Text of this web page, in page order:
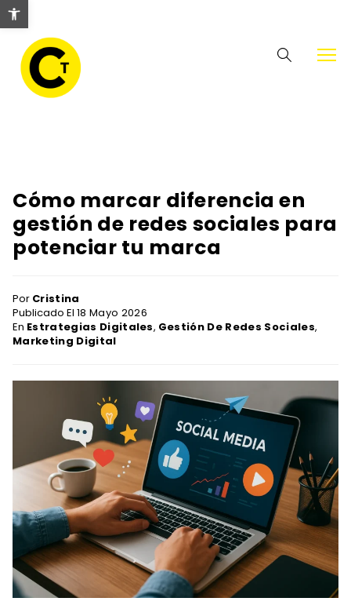
Abrir barra de herramientas
Cómo marcar diferencia en
gestión de redes sociales para
potenciar tu marca
Por Cristina
Publicado El 18 Mayo 2026
En Estrategias Digitales, Gestión De Redes Sociales,
Marketing Digital